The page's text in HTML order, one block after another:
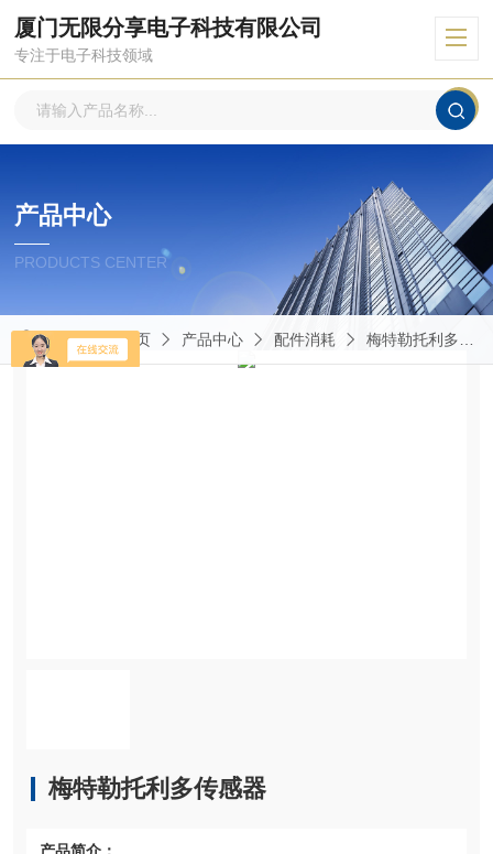
厦门无限分享电子科技有限公司
专注于电子科技领域
产品中心
PRODUCTS CENTER
当前位置：首页 产品中心 配件消耗 梅特勒托利多传感器
梅特勒托利多传感器